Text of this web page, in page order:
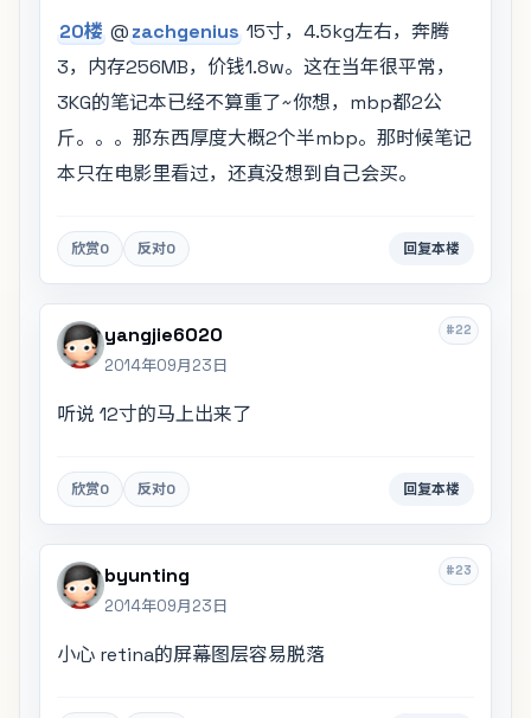
20楼 @zachgenius 15寸，4.5kg左右，奔腾
3，内存256MB，价钱1.8w。这在当年很平常，
3KG的笔记本已经不算重了~你想，mbp都2公
斤。。。那东西厚度大概2个半mbp。那时候笔记
本只在电影里看过，还真没想到自己会买。
欣赏0 反对0 回复本楼
#22
yangjie6020
2014年09月23日
听说 12寸的马上出来了
欣赏0 反对0 回复本楼
#23
byunting
2014年09月23日
小心 retina的屏幕图层容易脱落